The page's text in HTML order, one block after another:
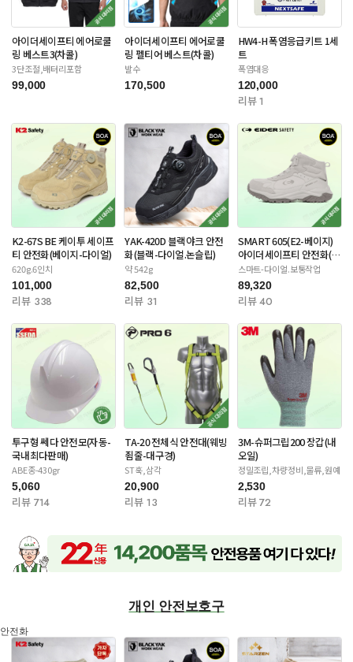
아이더세이프티 에어로쿨
링 베스트3(차콜)
3단조절,배터리포함
99,000
아이더세이프티 에어로쿨
링 펠티어 베스트(차콜)
발수
170,500
HW4-H 폭염응급키트 1세
트
폭염대응
120,000
리뷰 1
K2-67S BE 케이투 세이프
티 안전화(베이지-다이얼)
620g.6인치
101,000
리뷰 338
YAK-420D 블랙야크 안전
화(블랙-다이얼.논슬립)
약 542g
82,500
리뷰 31
SMART 605(E2-베이지)
아이더세이프티 안전화(스
틸토캡)
스마트-다이얼.보통작업
89,320
리뷰 40
투구형 쎄다 안전모(자동-
국내최다판매)
ABE종-430gr
5,060
리뷰 714
TA-20 전체식 안전대(웨빙
죔줄-대구경)
ST훅,삼각
20,900
리뷰 13
3M-슈퍼그립200 장갑(내
오일)
정밀조립,차량정비,물류,원예
2,530
리뷰 72
개인 안전보호구
안전화